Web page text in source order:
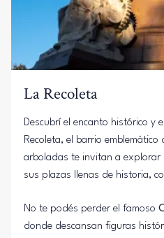
La Recoleta
Descubrí el encanto histórico y
Recoleta, el barrio emblemático
arboladas te invitan a explorar
sus plazas llenas de historia,
No te podés perder el famoso
donde descansan figuras